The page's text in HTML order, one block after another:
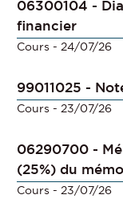
06300104 -
financier
Cours - 24/07/26
99011025 -
Cours - 23/07/26
06290700 -
(25%) du
Cours - 23/07/26